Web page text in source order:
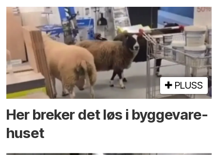
PLUSS
Her breker det løs i bygge­vare­
huset